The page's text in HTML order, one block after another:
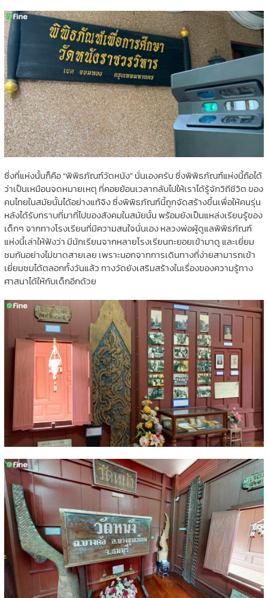
ซึ่งที่แห่งนั้นก็คือ “พิพิธภัณฑ์วัดหนัง” นั่นเองครับ ซึ่งพิพิธภัณฑ์แห่งนี้ถือได้
ว่าเป็นเหมือนจดหมายเหตุ ที่คอยย้อนเวลากลับไปให้เราได้รู้จักวิถีชีวิต ของ
คนไทยในสมัยนั้นได้อย่างแท้จิง ซึ่งพิพิธภัณฑ์นี้ถูกจัดสร้างขึ้นเพื่อให้คนรุ่น
หลังได้รับทราบที่มาที่ไปของสังคมในสมัยนั้น พร้อมยังเป็นแหล่งเรียนรู้ของ
เด็กๆ จากทางโรงเรียนที่มีความสนใจนั่นเอง หลวงพ่อผู้ดูแลพิพิธภัณฑ์
แห่งนี้เล่าให้ฟังว่า มีนักเรียนจากหลายโรงเรียนทะยอยเข้ามาดู และเยี่ยม
ชมกันอย่างไม่ขาดสายเลย เพราะนอกจากการเดินทางที่ง่ายสามารถเข้า
เยี่ยมชมได้ตลอกทั้งวันแล้ว ทางวัดยังเสริมสร้างในเรื่องของความรู้ทาง
ศาสนาได้ให้กับเด็กอีกด้วย